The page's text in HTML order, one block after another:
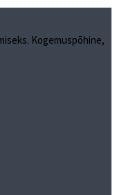
Kogemuspõhine,